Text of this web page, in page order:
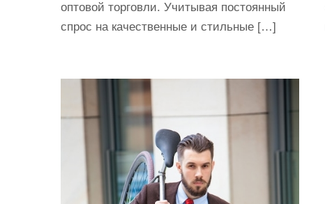
оптовой торговли. Учитывая постоянный
спрос на качественные и стильные […]